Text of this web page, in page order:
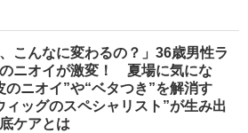
、こんなに変わるの？」36歳男性ラ
ニオイが激変！ 夏場に気にな
のニオイ”や“ベタつき”を解消す
ィッグのスペシャリスト”が生み出
ケアとは